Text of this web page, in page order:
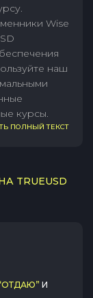
Wise
наш
курсы.
ПОЛНЫЙ ТЕКСТ
TRUEUSD
И